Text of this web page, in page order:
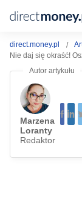
direct.money.pl
Nie daj się okraść!
Marzena
Loranty
Redaktor